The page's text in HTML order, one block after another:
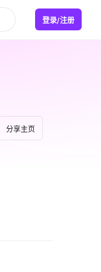
登录/注册
分享主页